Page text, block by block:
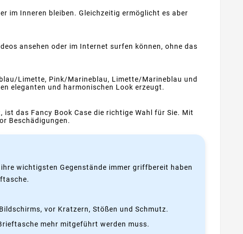
im Inneren bleiben. Gleichzeitig ermöglicht es aber
ansehen oder im Internet surfen können, ohne das
Limette, Pink/Marineblau, Limette/Marineblau und
eleganten und harmonischen Look erzeugt.
das Fancy Book Case die richtige Wahl für Sie. Mit
Beschädigungen.
wichtigsten Gegenstände immer griffbereit haben
vor Kratzern, Stößen und Schmutz.
mehr mitgeführt werden muss.